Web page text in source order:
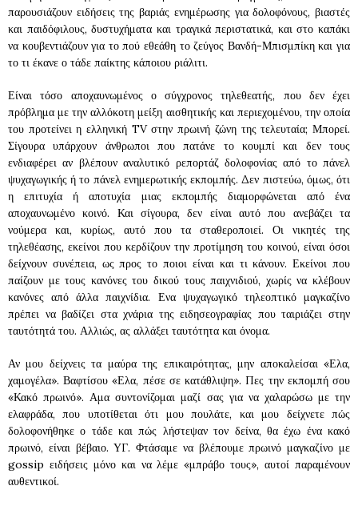
παρουσιάζουν ειδήσεις της βαριάς ενημέρωσης για δολοφόνους, βιαστές
και παιδόφιλους, δυστυχήματα και τραγικά περιστατικά, και στο καπάκι
να κουβεντιάζουν για το πού εθεάθη το ζεύγος Βανδή-Μπισμπίκη και για
το τι έκανε ο τάδε παίκτης κάποιου ριάλιτι.
Είναι τόσο αποχαυνωμένος ο σύγχρονος τηλεθεατής, που δεν έχει
πρόβλημα με την αλλόκοτη μείξη αισθητικής και περιεχομένου, την οποία
του προτείνει η ελληνική TV στην πρωινή ζώνη της τελευταία; Μπορεί.
Σίγουρα υπάρχουν άνθρωποι που πατάνε το κουμπί και δεν τους
ενδιαφέρει αν βλέπουν αναλυτικό ρεπορτάζ δολοφονίας από το πάνελ
ψυχαγωγικής ή το πάνελ ενημερωτικής εκπομπής. Δεν πιστεύω, όμως, ότι
η επιτυχία ή αποτυχία μιας εκπομπής διαμορφώνεται από ένα
αποχαυνωμένο κοινό. Και σίγουρα, δεν είναι αυτό που ανεβάζει τα
νούμερα και, κυρίως, αυτό που τα σταθεροποιεί. Οι νικητές της
τηλεθέασης, εκείνοι που κερδίζουν την προτίμηση του κοινού, είναι όσοι
δείχνουν συνέπεια, ως προς το ποιοι είναι και τι κάνουν. Εκείνοι που
παίζουν με τους κανόνες του δικού τους παιχνιδιού, χωρίς να κλέβουν
κανόνες από άλλα παιχνίδια. Ενα ψυχαγωγικό τηλεοπτικό μαγκαζίνο
πρέπει να βαδίζει στα χνάρια της ειδησεογραφίας που ταιριάζει στην
ταυτότητά του. Αλλιώς, ας αλλάξει ταυτότητα και όνομα.
Αν μου δείχνεις τα μαύρα της επικαιρότητας, μην αποκαλείσαι «Ελα,
χαμογέλα». Βαφτίσου «Ελα, πέσε σε κατάθλιψη». Πες την εκπομπή σου
«Κακό πρωινό». Αμα συντονίζομαι μαζί σας για να χαλαρώσω με την
ελαφράδα, που υποτίθεται ότι μου πουλάτε, και μου δείχνετε πώς
δολοφονήθηκε ο τάδε και πώς λήστεψαν τον δείνα, θα έχω ένα κακό
πρωινό, είναι βέβαιο. ΥΓ. Φτάσαμε να βλέπουμε πρωινό μαγκαζίνο με
gossip ειδήσεις μόνο και να λέμε «μπράβο τους», αυτοί παραμένουν
αυθεντικοί.